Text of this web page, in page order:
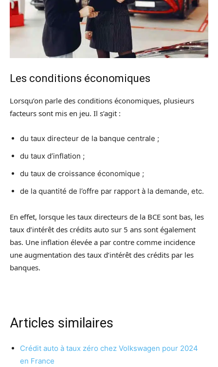
Les conditions économiques
Lorsqu’on parle des conditions économiques, plusieurs
facteurs sont mis en jeu. Il s’agit :
du taux directeur de la banque centrale ;
du taux d’inflation ;
du taux de croissance économique ;
de la quantité de l’offre par rapport à la demande, etc.
En effet, lorsque les taux directeurs de la BCE sont bas, les
taux d’intérêt des crédits auto sur 5 ans sont également
bas. Une inflation élevée a par contre comme incidence
une augmentation des taux d’intérêt des crédits par les
banques.
Articles similaires
Crédit auto à taux zéro chez Volkswagen pour 2024
en France